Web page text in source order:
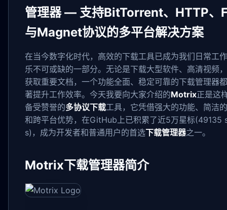
管理器 — 支持BitTorrent、HTTP、
与Magnet协议的多平台解决方案
在当今数字化时代，高效的下载工具已成为我们日常工
乐不可或缺的一部分。无论是下载大型软件、高清视频
获取重要文档，一个功能全面、稳定可靠的下载管理器
著提升工作效率。今天我要向大家介绍的Motrix正是这
备受赞誉的多协议下载工具，它凭借强大的功能、简洁
和跨平台优势，在GitHub上已积累了近5万星标(49135
s)，成为开发者和普通用户的首选下载管理器之一。
Motrix下载管理器简介